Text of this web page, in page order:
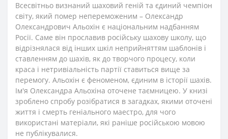
Всесвітньо визнаний шаховий геній та єдиний чемпіон
світу, який помер непереможеним – Олександр
Олександрович Альохін є національним надбанням
Росії. Саме він прославив російську шахову школу, що
відрізнялася від інших шкіл неприйняттям шаблонів і
ставленням до шахів, як до творчого процесу, коли
краса і нетривіальність партії ставиться вище за
перемогу. Альохін є феноменом, єдиним в історії шахів.
Ім'я Олександра Альохіна оточене таємницею. У книзі
зроблено спробу розібратися в загадках, якими оточені
життя і смерть геніального маестро, для чого
використані матеріали, які раніше російською мовою
не публікувалися.